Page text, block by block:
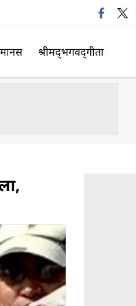
श्रीमद्‍भगवद्‍गीता